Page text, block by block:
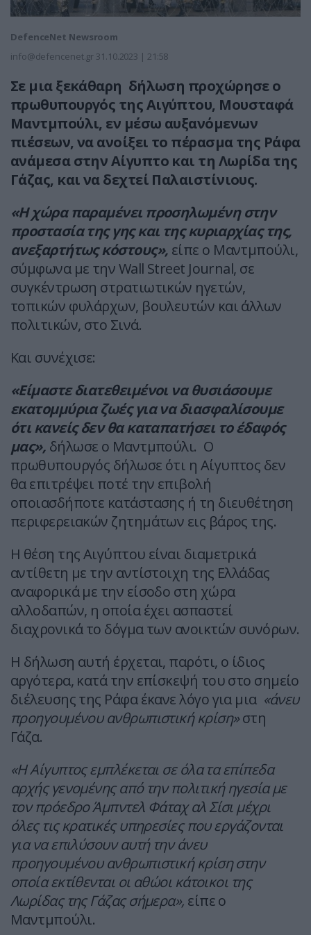
DefenceNet Newsroom
info@defencenet.gr 31.10.2023 | 21:58
Σε μια ξεκάθαρη δήλωση προχώρησε ο
πρωθυπουργός της Αιγύπτου, Μουσταφά
Μαντμπούλι, εν μέσω αυξανόμενων
πιέσεων, να ανοίξει το πέρασμα της Ράφα
ανάμεσα στην Αίγυπτο και τη Λωρίδα της
Γάζας, και να δεχτεί Παλαιστίνιους.
«Η χώρα παραμένει προσηλωμένη στην
προστασία της γης και της κυριαρχίας της,
ανεξαρτήτως κόστους», είπε ο Μαντμπούλι,
σύμφωνα με την Wall Street Journal, σε
συγκέντρωση στρατιωτικών ηγετών,
τοπικών φυλάρχων, βουλευτών και άλλων
πολιτικών, στο Σινά.
Και συνέχισε:
«Είμαστε διατεθειμένοι να θυσιάσουμε
εκατομμύρια ζωές για να διασφαλίσουμε
ότι κανείς δεν θα καταπατήσει το έδαφός
μας», δήλωσε ο Μαντμπούλι. Ο
πρωθυπουργός δήλωσε ότι η Αίγυπτος δεν
θα επιτρέψει ποτέ την επιβολή
οποιασδήποτε κατάστασης ή τη διευθέτηση
περιφερειακών ζητημάτων εις βάρος της.
Η θέση της Αιγύπτου είναι διαμετρικά
αντίθετη με την αντίστοιχη της Ελλάδας
αναφορικά με την είσοδο στη χώρα
αλλοδαπών, η οποία έχει ασπαστεί
διαχρονικά το δόγμα των ανοικτών συνόρων.
Η δήλωση αυτή έρχεται, παρότι, ο ίδιος
αργότερα, κατά την επίσκεψή του στο σημείο
διέλευσης της Ράφα έκανε λόγο για μια «άνευ
προηγουμένου ανθρωπιστική κρίση»στη
Γάζα.
«Η Αίγυπτος εμπλέκεται σε όλα τα επίπεδα
αρχής γενομένης από την πολιτική ηγεσία με
τον πρόεδρο Άμπντελ Φάταχ αλ Σίσι μέχρι
όλες τις κρατικές υπηρεσίες που εργάζονται
για να επιλύσουν αυτή την άνευ
προηγουμένου ανθρωπιστική κρίση στην
οποία εκτίθενται οι αθώοι κάτοικοι της
Λωρίδας της Γάζας σήμερα», είπε ο
Μαντμπούλι.